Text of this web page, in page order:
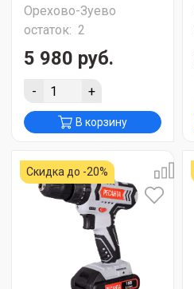
Орехово-Зуево
остаток: 2
5 980 руб.
- +
В корзину
Скидка до -20%